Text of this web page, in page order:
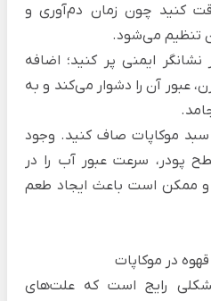
کنید چون زمان دم‌آوری و
تنظیم می‌‌شود.
ایمنی پر کنید؛ اضافه
عبور آن را دشوار می‌کند و به
موکاپات صاف کنید. وجود
پودر، سرعت عبور آب را در
ممکن است باعث ایجاد طعم
در موکاپات
رایج است که علت‌های